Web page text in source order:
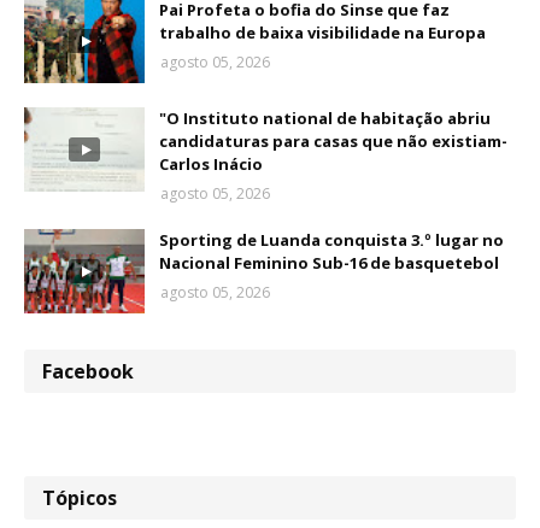
Pai Profeta o bofia do Sinse que faz
trabalho de baixa visibilidade na Europa
agosto 05, 2026
"O Instituto national de habitação abriu
candidaturas para casas que não existiam-
Carlos Inácio
agosto 05, 2026
Sporting de Luanda conquista 3.º lugar no
Nacional Feminino Sub-16 de basquetebol
agosto 05, 2026
Facebook
Tópicos